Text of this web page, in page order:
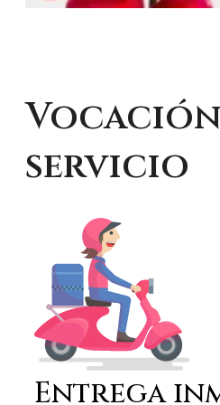
servicio
Entrega